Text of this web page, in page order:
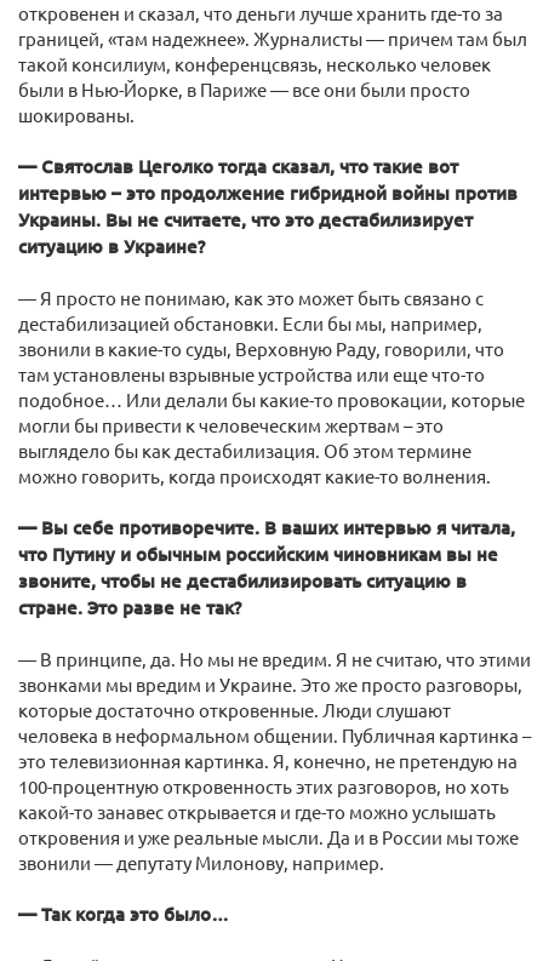
откровенен и сказал, что деньги лучше хранить где-то за
границей, «там надежнее». Журналисты — причем там был
такой консилиум, конференцсвязь, несколько человек
были в Нью-Йорке, в Париже — все они были просто
шокированы.
— Святослав Цеголко тогда сказал, что такие вот
интервью – это продолжение гибридной войны против
Украины. Вы не считаете, что это дестабилизирует
ситуацию в Украине?
— Я просто не понимаю, как это может быть связано с
дестабилизацией обстановки. Если бы мы, например,
звонили в какие-то суды, Верховную Раду, говорили, что
там установлены взрывные устройства или еще что-то
подобное… Или делали бы какие-то провокации, которые
могли бы привести к человеческим жертвам – это
выглядело бы как дестабилизация. Об этом термине
можно говорить, когда происходят какие-то волнения.
— Вы себе противоречите. В ваших интервью я читала,
что Путину и обычным российским чиновникам вы не
звоните, чтобы не дестабилизировать ситуацию в
стране. Это разве не так?
— В принципе, да. Но мы не вредим. Я не считаю, что этими
звонками мы вредим и Украине. Это же просто разговоры,
которые достаточно откровенные. Люди слушают
человека в неформальном общении. Публичная картинка –
это телевизионная картинка. Я, конечно, не претендую на
100-процентную откровенность этих разговоров, но хоть
какой-то занавес открывается и где-то можно услышать
откровения и уже реальные мысли. Да и в России мы тоже
звонили — депутату Милонову, например.
— Так когда это было…